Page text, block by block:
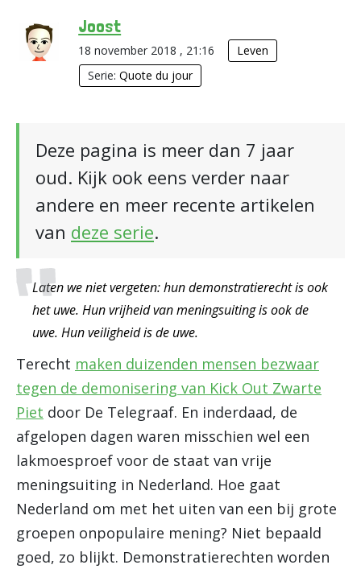
Joost
18 november 2018 , 21:16
Leven
Serie:Quote du jour
Deze pagina is meer dan 7 jaar
oud. Kijk ook eens verder naar
andere en meer recente artikelen
van deze serie.
Laten we niet vergeten: hun demonstratierecht is ook
het uwe. Hun vrijheid van meningsuiting is ook de
uwe. Hun veiligheid is de uwe.
Terecht maken duizenden mensen bezwaar
tegen de demonisering van Kick Out Zwarte
Piet door De Telegraaf. En inderdaad, de
afgelopen dagen waren misschien wel een
lakmoesproef voor de staat van vrije
meningsuiting in Nederland. Hoe gaat
Nederland om met het uiten van een bij grote
groepen onpopulaire mening? Niet bepaald
goed, zo blijkt. Demonstratierechten worden